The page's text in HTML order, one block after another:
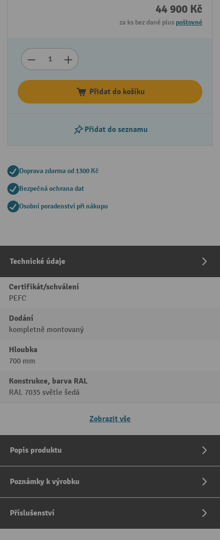
44 900 Kč
za ks bez daně plus poštovné
Přidat do košíku
Přidat do seznamu
Doprava zdarma od 1300 Kč
Bezpečná ochrana dat
Osobní poradenství při nákupu
Technické údaje
Certifikát/schválení
PEFC
Dodání
kompletně montovaný
Hloubka
700 mm
Konstrukce, barva RAL
RAL 7035 světle šedá
Zobrazit vše
Popis produktu
Poznámky k výrobku
Příslušenství